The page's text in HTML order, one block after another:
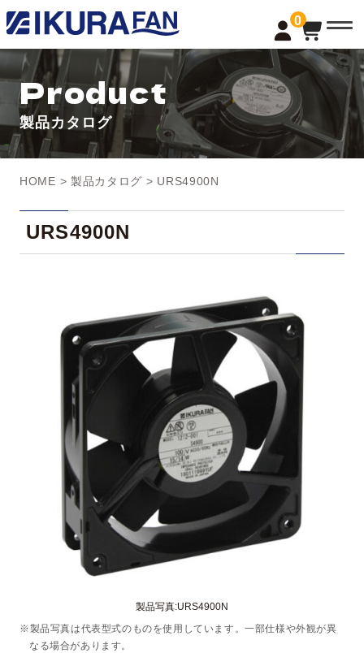
0
t
o
g
l
e
a
v
i
g
a
n
Product
製品カタログ
HOME > 製品カタログ > URS4900N
URS4900N
製品写真:URS4900N
※製品写真は代表型式のものを使用しています。一部仕様や外観が異
なる場合があります。